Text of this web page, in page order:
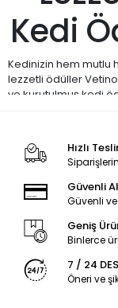
Kedi
Kedinizin hem mutlu
lezzetli ödüller
ve kurutulmuş kedi
Gimcat, Inaba,
Care gibi güvenilir
güvenle ödül
bir mutluluk anı için
Siz de kedinizin
kategorilerden
Sıvı Kedi Ödülleri
Stick Kedi Ödülleri
Hızlı
Güvenli
Güvenli
Geniş
Binlerce
7 / 24
Öneri ve